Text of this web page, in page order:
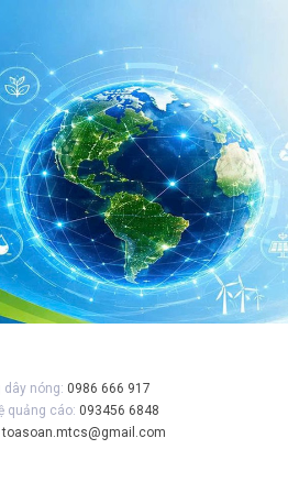
dây nóng: 0986 666 917
quảng cáo: 093456 6848
toasoan.mtcs@gmail.com